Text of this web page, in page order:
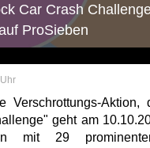
Car Crash
ProSieben
Verschrottungs-Aktion,
geht am
mit 29